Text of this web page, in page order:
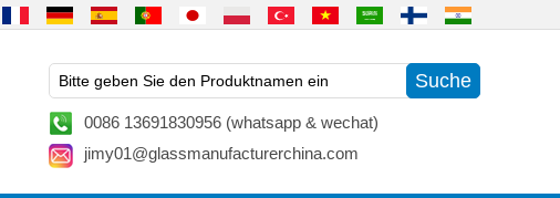
0086 13691830956 (whatsapp & wechat)
jimy01@glassmanufacturerchina.com